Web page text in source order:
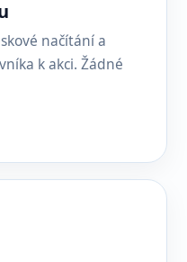
načítání a
k akci. Žádné